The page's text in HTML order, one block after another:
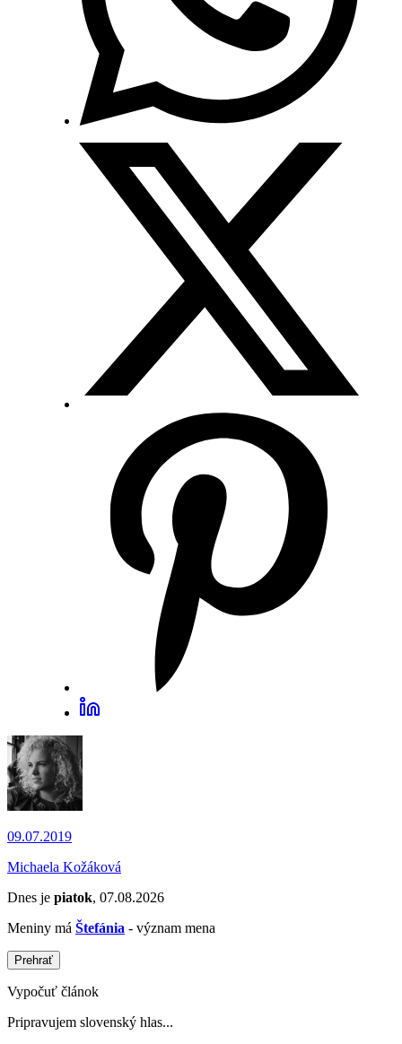
09.07.2019
Michaela Kožáková
Dnes je piatok, 07.08.2026
Meniny má Štefánia - význam mena
Prehrať
Vypočuť článok
Pripravujem slovenský hlas...